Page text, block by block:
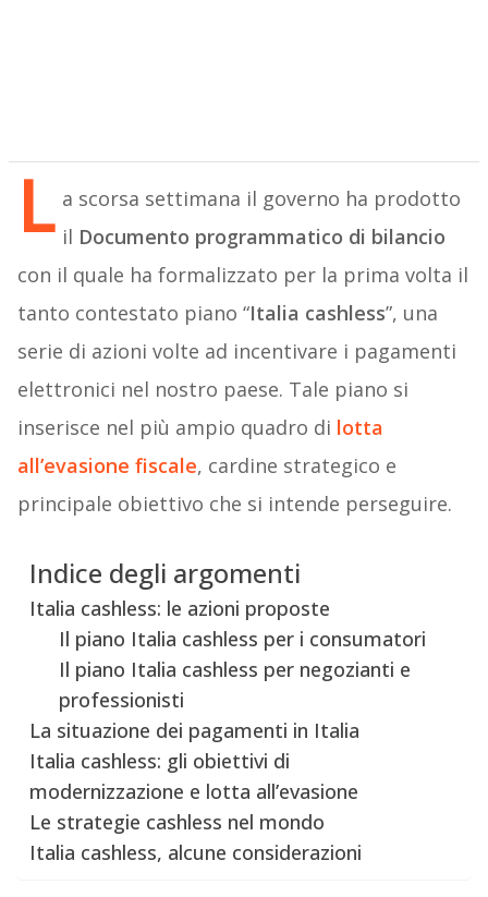
L a scorsa settimana il governo ha prodotto
il Documento programmatico di bilancio
con il quale ha formalizzato per la prima volta il
tanto contestato piano “Italia cashless”, una
serie di azioni volte ad incentivare i pagamenti
elettronici nel nostro paese. Tale piano si
inserisce nel più ampio quadro di lotta
all’evasione fiscale, cardine strategico e
principale obiettivo che si intende perseguire.
Indice degli argomenti
Italia cashless: le azioni proposte
Il piano Italia cashless per i consumatori
Il piano Italia cashless per negozianti e
professionisti
La situazione dei pagamenti in Italia
Italia cashless: gli obiettivi di
modernizzazione e lotta all’evasione
Le strategie cashless nel mondo
Italia cashless, alcune considerazioni